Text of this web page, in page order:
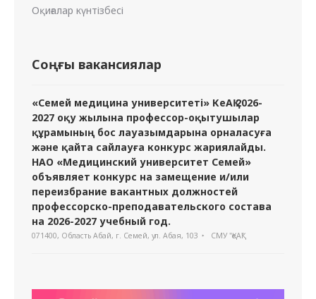
Оқиғалар күнтізбесі
Соңғы вакансиялар
«Семей медицина университеті» КеАҚ 2026-
2027 оқу жылына профессор-оқытушылар
құрамының бос лауазымдарына орналасуға
және қайта сайлауға конкурс жариялайды.
НАО «Медицинский университет Семей»
объявляет конкурс на замещение и/или
переизбрание вакантных должностей
профессорско-преподавательского состава
на 2026-2027 учебный год.
071400, Область Абай, г. Семей, ул. Абая, 103 СМУ "ҚеАҚ"